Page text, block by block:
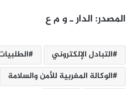
المصدر: الدار ـ و م ع
التبادل الإلكتروني
الوكالة المغربية للأمن والسلامة